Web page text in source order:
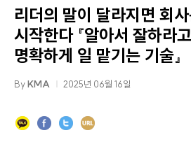
리더의 말이 달라지면 회
시작한다 『알아서 잘하라
명확하게 일 맡기는 기술』
ByKMA 2025년 06월 16일